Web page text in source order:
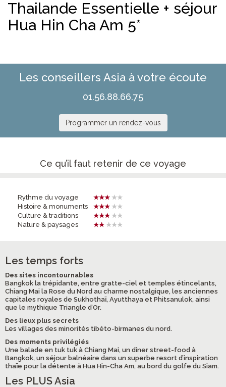
Thailande Essentielle + séjour
Hua Hin Cha Am 5*
Les conseillers Asia à votre écoute
01.56.88.66.75
Programmer un rendez-vous
Ce qu’il faut retenir de ce voyage
Rythme du voyage
Histoire & monuments
Culture & traditions
Nature & paysages
Les temps forts
Des sites incontournables
Bangkok la trépidante, entre gratte-ciel et temples étincelants,
Chiang Mai la Rose du Nord au charme nostalgique, les anciennes
capitales royales de Sukhothaï, Ayutthaya et Phitsanulok, ainsi
que le mythique Triangle d’Or.
Des lieux plus secrets
Les villages des minorités tibéto-birmanes du nord.
Des moments privilégiés
Une balade en tuk tuk à Chiang Mai, un dîner street-food à
Bangkok, un séjour balnéaire dans un superbe resort d’inspiration
thaïe pour la détente à Hua Hin-Cha Am, au bord du golfe du Siam.
Les PLUS Asia